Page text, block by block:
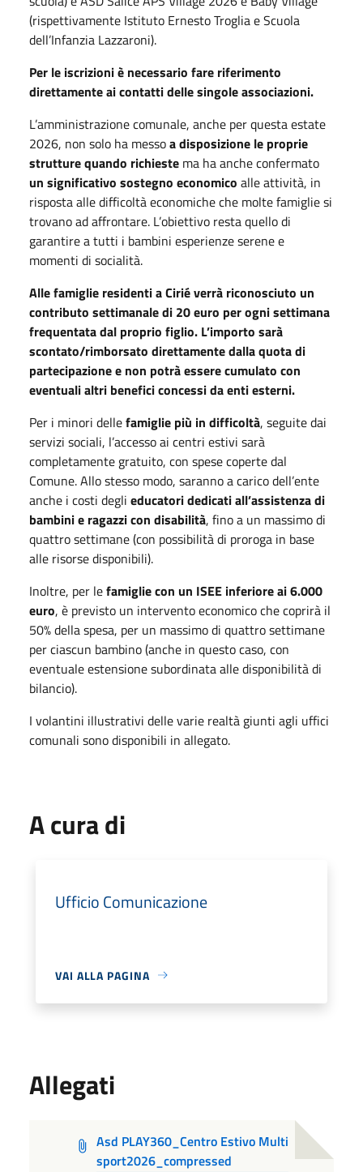
(rispettivamente Istituto Ernesto Troglia e Scuola
dell’Infanzia Lazzaroni).
Per le iscrizioni è necessario fare riferimento
direttamente ai contatti delle singole associazioni.
L’amministrazione comunale, anche per questa estate
2026, non solo ha messoa disposizione le proprie
strutture quando richieste ma ha anche confermato
un significativo sostegno economico alle attività, in
risposta alle difficoltà economiche che molte famiglie si
trovano ad affrontare. L’obiettivo resta quello di
garantire a tutti i bambini esperienze serene e
momenti di socialità.
Alle famiglie residenti a Cirié verrà riconosciuto un
contributo settimanale di 20 euro per ogni settimana
frequentata dal proprio figlio. L’importo sarà
scontato/rimborsato direttamente dalla quota di
partecipazione e non potrà essere cumulato con
eventuali altri benefici concessi da enti esterni.
Per i minori dellefamiglie più in difficoltà, seguite dai
servizi sociali, l’accesso ai centri estivi sarà
completamente gratuito, con spese coperte dal
Comune. Allo stesso modo, saranno a carico dell’ente
anche i costi degli educatori dedicati all’assistenza di
bambini e ragazzi con disabilità, fino a un massimo di
quattro settimane (con possibilità di proroga in base
alle risorse disponibili).
Inoltre, per lefamiglie con un ISEE inferiore ai 6.000
euro, è previsto un intervento economico che coprirà il
50% della spesa, per un massimo di quattro settimane
per ciascun bambino (anche in questo caso, con
eventuale estensione subordinata alle disponibilità di
bilancio).
I volantini illustrativi delle varie realtà giunti agli uffici
comunali sono disponibili in allegato.
A cura di
Ufficio Comunicazione
VAI ALLA PAGINA
Allegati
Asd PLAY360_Centro Estivo Multi
sport2026_compressed